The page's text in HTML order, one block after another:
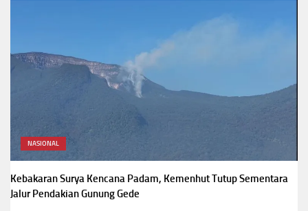
NASIONAL
Kebakaran Surya Kencana Padam, Kemenhut Tutup Sementara
Jalur Pendakian Gunung Gede